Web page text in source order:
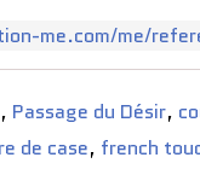
, Passage du Désir,
de case, french